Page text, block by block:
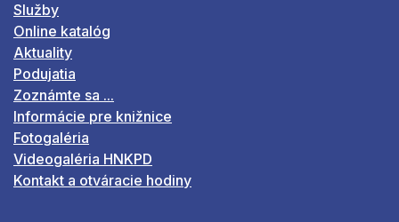
Služby
Online katalóg
Aktuality
Podujatia
Zoznámte sa ...
Informácie pre knižnice
Fotogaléria
Videogaléria HNKPD
Kontakt a otváracie hodiny